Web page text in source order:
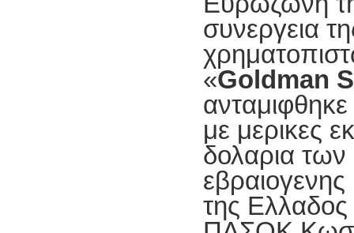
συνεργεια
«Goldman
με μερικες
δολαρια
της